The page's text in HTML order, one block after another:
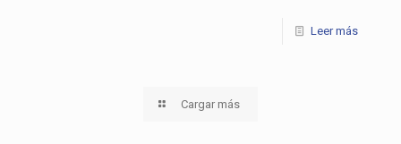
Leer más
Cargar más